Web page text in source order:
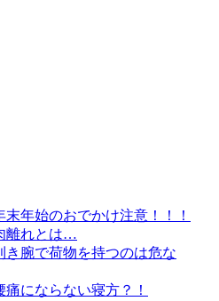
末年始のおでかけ注意！！！
離れとは…
き腕で荷物を持つのは危な
痛にならない寝方？！